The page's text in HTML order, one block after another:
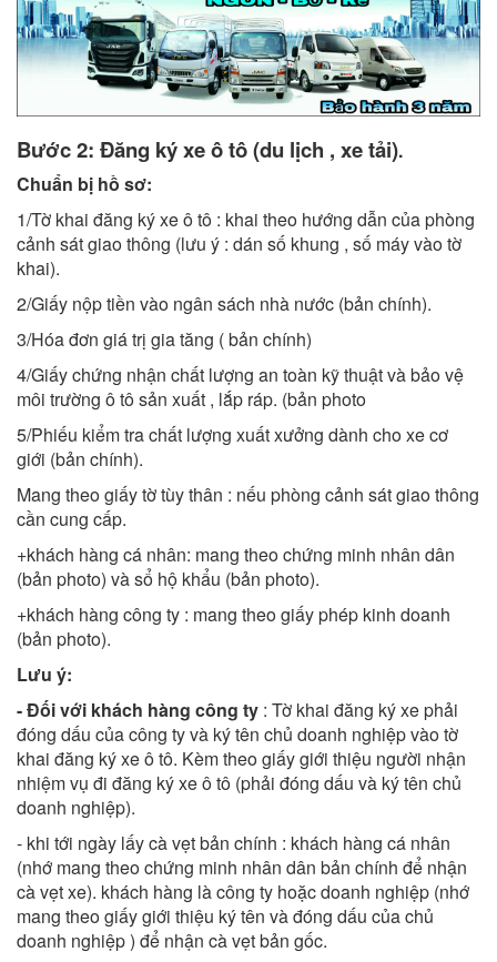
Bước 2: Đăng ký xe ô tô (du lịch , xe tải).
Chuẩn bị hồ sơ:
1/Tờ khai đăng ký xe ô tô : khai theo hướng dẫn của phòng
cảnh sát giao thông (lưu ý : dán số khung , số máy vào tờ
khai).
2/Giấy nộp tiền vào ngân sách nhà nước (bản chính).
3/Hóa đơn giá trị gia tăng ( bản chính)
4/Giấy chứng nhận chất lượng an toàn kỹ thuật và bảo vệ
môi trường ô tô sản xuất , lắp ráp. (bản photo
5/Phiếu kiểm tra chất lượng xuất xưởng dành cho xe cơ
giới (bản chính).
Mang theo giấy tờ tùy thân : nếu phòng cảnh sát giao thông
cần cung cấp.
+khách hàng cá nhân: mang theo chứng minh nhân dân
(bản photo) và sổ hộ khẩu (bản photo).
+khách hàng công ty : mang theo giấy phép kinh doanh
(bản photo).
Lưu ý:
- Đối với khách hàng công ty : Tờ khai đăng ký xe phải
đóng dấu của công ty và ký tên chủ doanh nghiệp vào tờ
khai đăng ký xe ô tô. Kèm theo giấy giới thiệu người nhận
nhiệm vụ đi đăng ký xe ô tô (phải đóng dấu và ký tên chủ
doanh nghiệp).
- khi tới ngày lấy cà vẹt bản chính : khách hàng cá nhân
(nhớ mang theo chứng minh nhân dân bản chính để nhận
cà vẹt xe). khách hàng là công ty hoặc doanh nghiệp (nhớ
mang theo giấy giới thiệu ký tên và đóng dấu của chủ
doanh nghiệp ) để nhận cà vẹt bản gốc.